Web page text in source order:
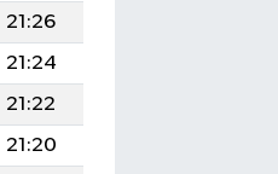
21:26
21:24
21:22
21:20